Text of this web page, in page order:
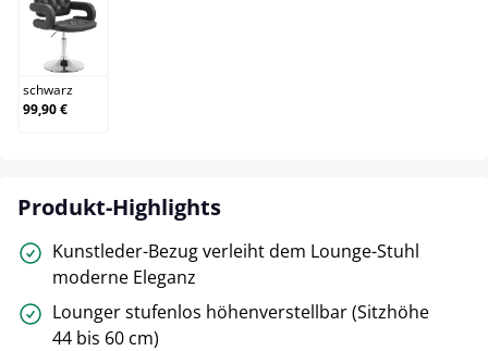
schwarz
schwarz
99,90 €
Produkt-Highlights
Kunstleder-Bezug verleiht dem Lounge-Stuhl
moderne Eleganz
Lounger stufenlos höhenverstellbar (Sitzhöhe
44 bis 60 cm)